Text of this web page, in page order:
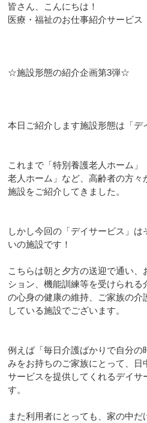
皆さん、こんにちは！
医療・福祉のお仕事紹介サービス
☆施設形態の紹介企画第3弾☆
本日ご紹介します施設形態は「デ
これまで「特別養護老人ホーム
老人ホーム」など、高齢者の方々
施設をご紹介してきました。
しかし今回の「デイサービス」
いの施設です！
こちらは朝と夕方の送迎で通い
ション、機能訓練等を受けられ
の心身の健康の維持、ご家族の介
している施設でございます。
例えば「毎日介護ばかりで自分の
みをお持ちのご家族にとって、
サービスを提供してくれるデイ
す。
また利用者にとっても、家の中